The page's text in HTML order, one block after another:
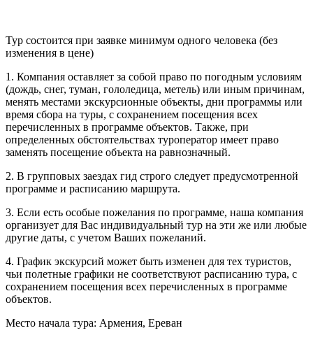
Тур состоится при заявке минимум одного человека (без
изменения в цене)
1. Компания оставляет за собой право по погодным условиям
(дождь, снег, туман, гололедица, метель) или иным причинам,
менять местами экскурсионные объекты, дни программы или
время сбора на туры, с сохранением посещения всех
перечисленных в программе объектов. Также, при
определенных обстоятельствах туроператор имеет право
заменять посещение объекта на равнозначный.
2. В групповых заездах гид строго следует предусмотренной
программе и расписанию маршрута.
3. Если есть особые пожелания по программе, наша компания
организует для Вас индивидуальный тур на эти же или любые
другие даты, с учетом Ваших пожеланий.
4. График экскурсий может быть изменен для тех туристов,
чьи полетные графики не соответствуют расписанию тура, с
сохранением посещения всех перечисленных в программе
объектов.
Место начала тура: Армения, Ереван